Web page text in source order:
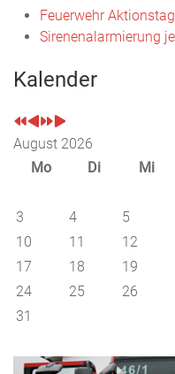
Feuerwehr
Sirenenalarmierung
Kalender
August 2026
Mo
Di Mi
3
4 5
10
11 12
17
18 19
24
25 26
31